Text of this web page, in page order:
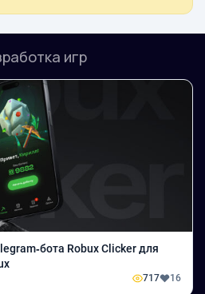
игр
Robux Clicker для
717 16